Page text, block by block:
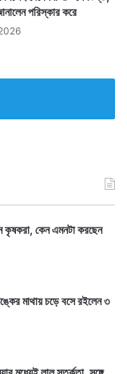
পরিস্কার করে
কৃষকরা, কেন এমনটা করছেন
মাথায় চড়ে বসে রইলেন ৩